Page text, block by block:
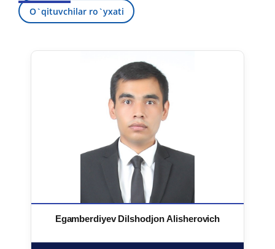
O`qituvchilar ro`yxati
Egamberdiyev Dilshodjon Alisherovich